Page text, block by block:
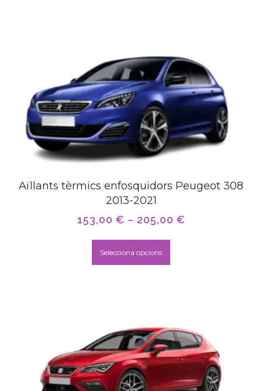
Aïllants tèrmics enfosquidors Peugeot 308
2013-2021
153,00 € – 205,00 €
Selecciona opcions